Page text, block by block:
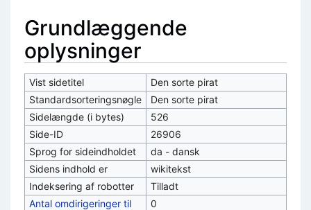
Grundlæggende
oplysninger
Vist sidetitel
Den sorte pirat
Standardsorteringsnøgle
Den sorte pirat
Sidelængde (i bytes)
526
Side-ID
26906
Sprog for sideindholdet
da - dansk
Sidens indhold er
wikitekst
Indeksering af robotter
Tilladt
Antal omdirigeringer til
0